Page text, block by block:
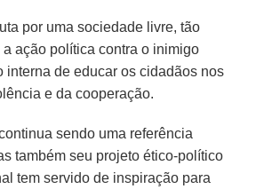
por uma sociedade livre, tão
ação política contra o inimigo
interna de educar os cidadãos nos
e da cooperação.
sendo uma referência
também seu projeto ético-político
tem servido de inspiração para